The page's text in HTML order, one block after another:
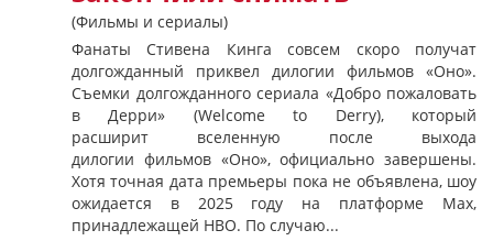
(Фильмы и сериалы)
Фанаты Стивена Кинга совсем скоро получат
долгожданный приквел дилогии фильмов «Оно».
Съемки долгожданного сериала «Добро пожаловать
в Дерри» (Welcome to Derry), который
расширит вселенную после выхода
дилогии фильмов «Оно», официально завершены.
Хотя точная дата премьеры пока не объявлена, шоу
ожидается в 2025 году на платформе Max,
принадлежащей HBO. По случаю...